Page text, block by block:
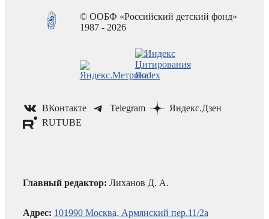
© ООБФ «Российский детский фонд»
1987 - 2026
ВКонтакте Telegram
Яндекс.Дзен
RUTUBE
Главный редактор: Лиханов Д. А.
Адрес: 101990 Москва, Армянский пер.11/2а